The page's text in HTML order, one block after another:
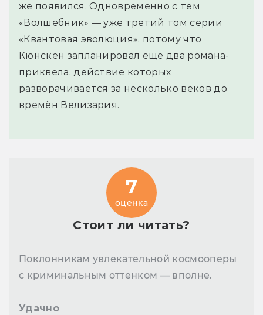
же появился. Одновременно с тем
«Волшебник» — уже третий том серии
«Квантовая эволюция», потому что
Кюнскен запланировал ещё два романа-
приквела, действие которых
разворачивается за несколько веков до
времён Велизария.
Стоит ли читать?
7
оценка
Поклонникам увлекательной космооперы
с криминальным оттенком — вполне.
Удачно